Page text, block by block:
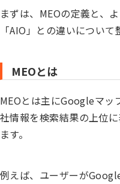
まずは、MEOの定義と、
「AIO」との違いについて
MEOとは
MEOとは主にGoogleマッ
社情報を検索結果の上位
ます。
例えば、ユーザーが